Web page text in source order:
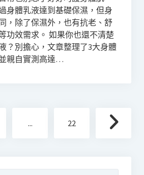
身體乳液達到基礎保濕，但身
，除了保濕外，也有抗老、舒
功效需求。 如果你也還不清楚
？別擔心，文章整理了3大身體
親自實測高達…
... 22